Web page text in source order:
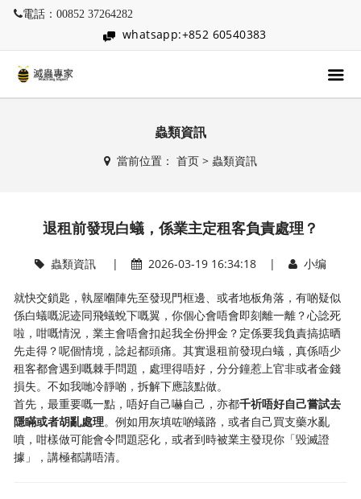
電話：00852 37264282
whatsapp:+852 60540383
蟲類資訊
當前位置： 首页> 蟲類資訊
退租前發現白蟻，係業主定租客負責處理？
蟲類資訊| 2026-03-19 16:34:18 | 小编
就快交鎖匙，執屋嗰陣先至發現門框邊、或者地板角落，有啲疑似
係白蟻嘅泥迹同飛蟻蛻下嘅翼，你個心會唔會即刻離一離？心諗死
啦，咁嘅情況，業主會唔會扣起我全份押金？定係要我負責搞掂晒
先走得？呢個情境，諗起都頭痛。其實退租前發現白蟻，真係唔少
租客都會遇到嘅棘手問題，處理得唔好，分分鐘惹上官非或者金錢
損失。不如我哋冷靜啲，拆解下應該點做。
首先，最重要嘅一點，唔好自己嚇自己，亦都千祈唔好自己嘗試去
隱瞞或者胡亂處理。例如用灰填咗啲蟻路，或者自己買支藥水亂
噴，咁樣做可能會令問題惡化，或者到時被業主發現你「毀滅證
據」，講極都講唔清。